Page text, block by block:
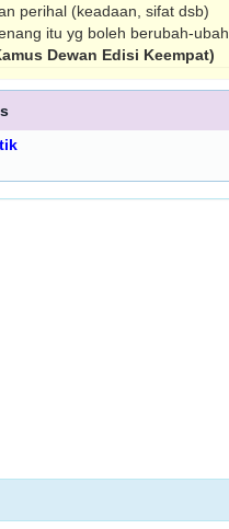
perihal (keadaan, sifat dsb)
itu yg boleh berubah-ubah
Dewan Edisi Keempat)